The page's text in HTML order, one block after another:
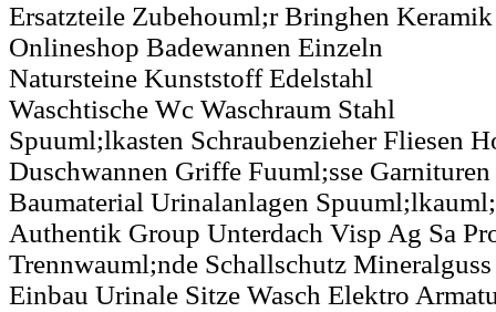
Ersatzteile Zubehouml;r Bringhen Keramik
Onlineshop Badewannen Einzeln
Natursteine Kunststoff Edelstahl
Waschtische Wc Waschraum Stahl
Spuuml;lkasten Schraubenzieher Fliesen
Duschwannen Griffe Fuuml;sse
Baumaterial Urinalanlagen
Authentik Group Unterdach Visp Ag Sa
Trennwauml;nde Schallschutz
Einbau Urinale Sitze Wasch Elektro